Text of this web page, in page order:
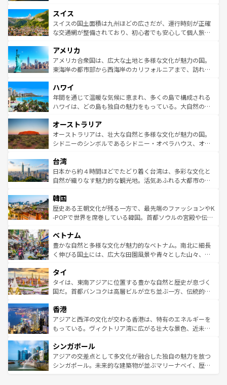
れる地方に足を運ぶとそれぞれで全く異なる文化を体験で
きるだろう。 なお、新着のフランス情報はコンテンツ一覧
を参照してほしい。
は、お酒好きな人にはぜひ体験してほしい。 なお、新着の
ドイツ情報はコンテンツ一覧を参照してほしい。
リアごとに異なる魅力がある。また、優雅なアフタヌーン
ティー、ビール好きにはたまらない英国パブ、サッカー観
戦など、本場だからこそできる体験も豊富。イギリスを旅
ンツ一覧を参照してほしい。
スイス
スイスの国土面積は九州ほどの広さだが、運行時刻が正確
な交通網が整備されており、初心者でも安心して個人旅行
の建物がそのまま残る町や、スイスならではのユニークな
博物館もあり、アルプス観光だけでなく町歩きも満喫する
ことができる。国民の所得が高いため物価も高いが、旅行
ば市内交通費無料で観光を楽しむこともできる。 なお、新
着のスイス情報はコンテンツ一覧 を参照してほしい。
アメリカ
アメリカ合衆国は、広大な土地と多様な文化が魅力の国。
東海岸の都市部から西海岸のカリフォルニアまで、訪れる
のような巨大都市は、観光、ショッピング、エンターテイ
ンメントが詰まった刺激的なスポットだ。一方、アメリカ
西部には大自然が広がり、グランドキャニオンやイエロー
部のニューオーリンズでは、音楽と美食が融合した独特の
文化が魅力。旅行者はアメリカの各地域で異なる魅力を楽
しみながら、その多様性と豊かな歴史を感じることができ
ならではの贅沢な旅のスタイルだ。 なお、新着のアメリカ
情報はコンテンツ一覧を参照してほしい。
ハワイ
年間を通じて温暖な気候に恵まれ、多くの島で構成される
ハワイは、どの島も独自の魅力をもっている。大自然の神
ワイ島は見逃せない。また、定番の観光地といえばオアフ
島だが、静かな自然を求めるならマウイ島やカウアイ島が
おすすめ。エメラルドグリーンに輝く海をはじめ、豊かな
れるおもてなしの心で訪れる人々を迎えてくれるハワイの
人々、おいしいローカルフードやハワイアンミュージッ
ク、伝統的なフラダンスなど、すべてがハワイの魅力を彩
ワイを、存分に味わってほしい。 なお、新着のハワイ情報
はコンテンツ一覧を参照してほしい。
オーストラリア
オーストラリアは、壮大な自然と多様な文化が魅力の国。
シドニーのシンボルであるシドニー・オペラハウス、オー
リアリーフや大陸中央部にそびえるウルル（エアーズロッ
ク）、タスマニアの美しい原生林やケアンズの熱帯雨林な
ど、見どころがたくさん。また、カフェやワイン、オージ
いる。アクティビティも充実しており、サーフィンやダイ
ビング、ハイキングなど、アウトドア好きにはたまらな
い。オーストラリアの多彩な魅力を存分に味わいつくそ
参照してほしい。
台湾
日本から約４時間ほどでたどり着く台湾は、多彩な文化と
自然が織りなす魅力的な観光地。活気あふれる大都市の台
ン）、静ひつな山岳地帯である台湾東部など、都市の喧騒
と山間の静けさが共存しており、訪れる人に新しい発見と
驚きをもたらしてくれる。また、奥深い台湾の食文化も魅
容にもいいと評判のスイーツなど、バラエティ豊かな料理
が味わえる。 なお、新着の台湾情報は コンテンツ一覧を参
照してほしい。
韓国
歴史ある王朝文化が残る一方で、最先端のファッションやK
-POPで世界を席巻している韓国。首都ソウルの宮殿や伝統
き、地方に足を延ばせば四季折々の自然美を楽しむことが
できる。そして、キムチや焼肉、絶品のストリートフード
まで、さまざまな韓国料理が待っている。夜には、韓国な
リティに包まれながら、韓国の多彩な魅力を心ゆくまで味
わってみてほしい。 なお、新着の韓国情報はコンテンツ一
覧を参照してほしい。
ベトナム
豊かな自然と多様な文化が魅力的なベトナム。南北に細長
く伸びる国土には、広大な田園風景や青々とした山々、世
急速な発展と共に伝統が息づく。ハノイの古い町並みやホ
ーチミン市のフランス統治時代の建物も、独特の雰囲気を
醸し出している。また、バラエティの豊かさとおいしさで
とつ。フォーやバインミー、ベトナムコーヒーなどは、ぜ
ひ現地で味わいたい。どの地域を訪れてもあたたかい人々
が旅行者を迎えてくれるので、きっと忘れられない旅にな
参照してほしい。
タイ
タイは、東南アジアに位置する豊かな自然と歴史が息づく
国だ。首都バンコクは高層ビルが立ち並ぶ一方、伝統的な
の活気が交差している。北部ではチェンマイなどの山岳地
帯で自然と触れ合い、南部ではプーケットやクラビの美し
いビーチでリゾート気分を楽しむことができる。タイ料理
激する。気候は一年中温暖で、どの季節にも異なる楽しみ
が待っている。親しみやすいタイの人々、仏教を中心とし
た文化、そして多様な観光資源が、訪れる旅人を魅了し続
香港
アジアと西洋の文化が交わる香港は、特有のエネルギーを
もっている。ヴィクトリア湾に広がる壮大な景色、近未来
み、どこを訪れても感動するはず。観光スポットが密集し
ており、効率よく見どころを回れるのも魅力。息をのむよ
うな絶景から文化的な体験まで、香港を存分に楽しみ尽く
シンガポール
アジアの交差点として多文化が融合した独自の魅力を放つ
シンガポール。未来的な建築物が並ぶマリーナベイ、歴史